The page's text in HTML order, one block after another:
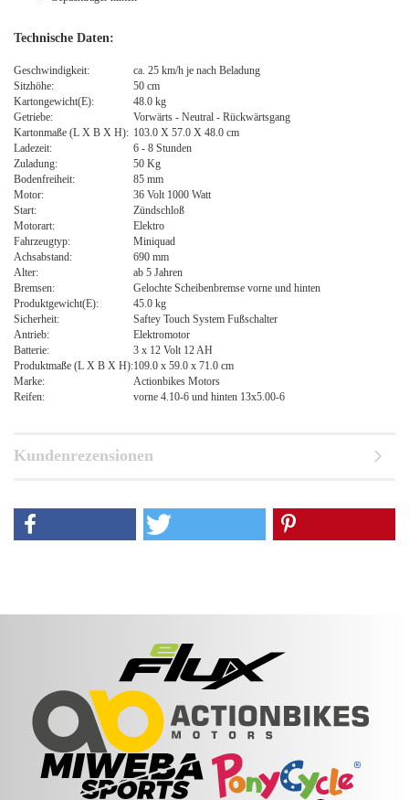
Technische Daten:
Geschwindigkeit:
ca. 25 km/h je nach Beladung
Sitzhöhe:
50 cm
Kartongewicht(E):
48.0 kg
Getriebe:
Vorwärts - Neutral - Rückwärtsgang
Kartonmaße (L X B X H): 103.0 X 57.0 X 48.0 cm
Ladezeit:
6 - 8 Stunden
Zuladung:
50 Kg
Bodenfreiheit:
85 mm
Motor:
36 Volt 1000 Watt
Start:
Zündschloß
Motorart:
Elektro
Fahrzeugtyp:
Miniquad
Achsabstand:
690 mm
Alter:
ab 5 Jahren
Bremsen:
Gelochte Scheibenbremse vorne und hinten
Produktgewicht(E):
45.0 kg
Sicherheit:
Saftey Touch System Fußschalter
Antrieb:
Elektromotor
Batterie:
3 x 12 Volt 12 AH
Produktmaße (L X B X H):109.0 x 59.0 x 71.0 cm
Marke:
Actionbikes Motors
Reifen:
vorne 4.10-6 und hinten 13x5.00-6
Kundenrezensionen